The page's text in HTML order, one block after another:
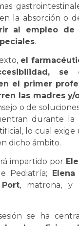
la absorción o
al empleo de
.
el
se
el primer
las madres y/
o de
durante la
lo cual
dicho ámbito.
impartido por
Pediatría;
Elena
, matrona, y
se ha